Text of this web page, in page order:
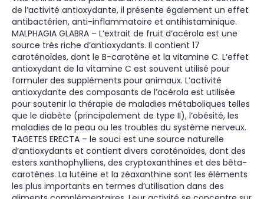
de l’activité antioxydante, il présente également un effet
antibactérien, anti-inflammatoire et antihistaminique.
MALPHAGIA GLABRA – L’extrait de fruit d’acérola est une
source très riche d’antioxydants. Il contient 17
caroténoïdes, dont le B-carotène et la vitamine C. L’effet
antioxydant de la vitamine C est souvent utilisé pour
formuler des suppléments pour animaux. L’activité
antioxydante des composants de l’acérola est utilisée
pour soutenir la thérapie de maladies métaboliques telles
que le diabète (principalement de type II), l’obésité, les
maladies de la peau ou les troubles du système nerveux.
TAGETES ERECTA – le souci est une source naturelle
d’antioxydants et contient divers caroténoïdes, dont des
esters xanthophylliens, des cryptoxanthines et des bêta-
carotènes. La lutéine et la zéaxanthine sont les éléments
les plus importants en termes d’utilisation dans des